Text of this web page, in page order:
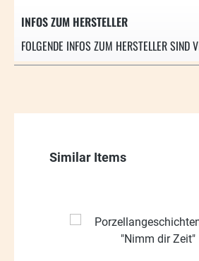
INFOS ZUM HERSTELLER
FOLGENDE INFOS ZUM HERSTELLER SIND
Produktgalerie überspringen
Similar Items